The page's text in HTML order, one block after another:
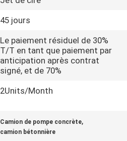
45 jours
Le paiement résiduel de 30%
T/T en tant que paiement par
anticipation après contrat
signé, et de 70%
2Units/Month
Camion de pompe concrète,
camion bétonnière